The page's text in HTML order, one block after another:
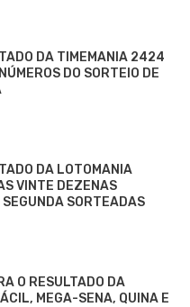
DA TIMEMANIA 2424
DO SORTEIO DE
DA LOTOMANIA
VINTE DEZENAS
SEGUNDA SORTEADAS
O RESULTADO DA
MEGA-SENA, QUINA E